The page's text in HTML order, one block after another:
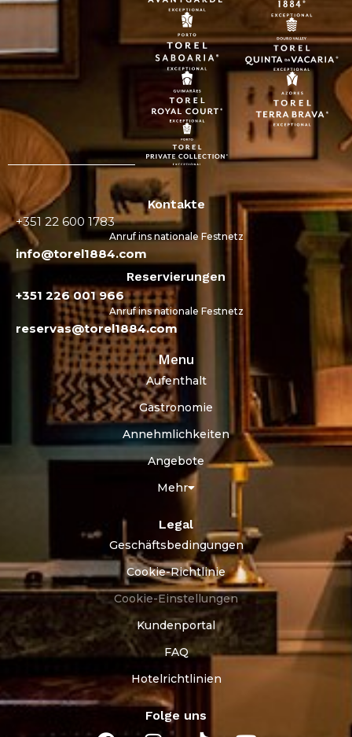
Kontakte
+351 22 600 1783
Anruf ins nationale Festnetz
info@torel1884.com
Reservierungen
+351 226 001 966
Anruf ins nationale Festnetz
reservas@torel1884.com
Menu
Aufenthalt
Gastronomie
Annehmlichkeiten
Angebote
Mehr
Legal
Geschäftsbedingungen
Cookie-Richtlinie
Cookie-Einstellungen
Kundenportal
FAQ
Hotelrichtlinien
Folge uns